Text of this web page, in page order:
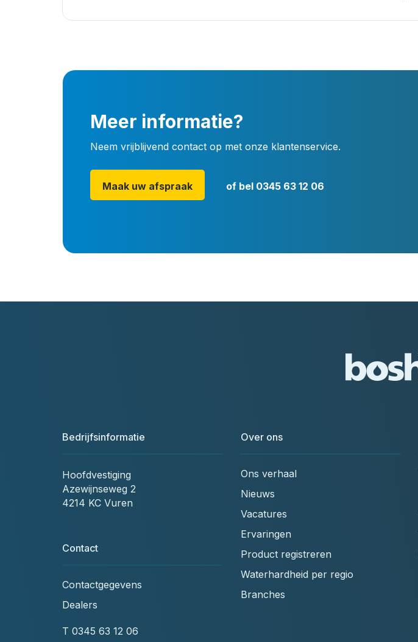
Meer informatie?
Neem vrijblijvend contact op met onze klantenservice.
Maak uw afspraak of bel 0345 63 12 06
Bedrijfsinformatie
Hoofdvestiging
Azewijnseweg 2
4214 KC Vuren
Contact
Contactgegevens
Dealers
T 0345 63 12 06
Over ons
Ons verhaal
Nieuws
Vacatures
Ervaringen
Product registreren
Waterhardheid per regio
Branches